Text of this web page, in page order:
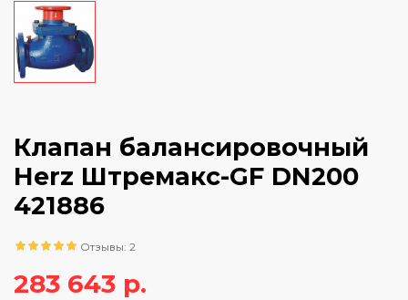
Клапан балансировочный
Herz Штремакс-GF DN200
421886
Отзывы: 2
283 643 р.